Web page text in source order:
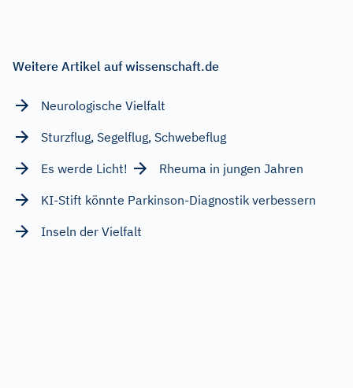
Weitere Artikel auf wissenschaft.de
Neurologische Vielfalt
Sturzflug, Segelflug, Schwebeflug
Es werde Licht!
Rheuma in jungen Jahren
KI-Stift könnte Parkinson-Diagnostik verbessern
Inseln der Vielfalt